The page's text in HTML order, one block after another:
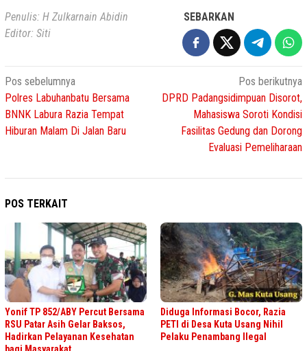
Penulis: H Zulkarnain Abidin
Editor: Siti
SEBARKAN
Navigasi
pos
Pos sebelumnya
Polres Labuhanbatu Bersama
BNNK Labura Razia Tempat
Hiburan Malam Di Jalan Baru
Pos berikutnya
DPRD Padangsidimpuan Disorot,
Mahasiswa Soroti Kondisi
Fasilitas Gedung dan Dorong
Evaluasi Pemeliharaan
POS TERKAIT
Yonif TP 852/ABY Percut Bersama
RSU Patar Asih Gelar Baksos,
Hadirkan Pelayanan Kesehatan
Diduga Informasi Bocor, Razia
PETI di Desa Kuta Usang Nihil
Pelaku Penambang Ilegal